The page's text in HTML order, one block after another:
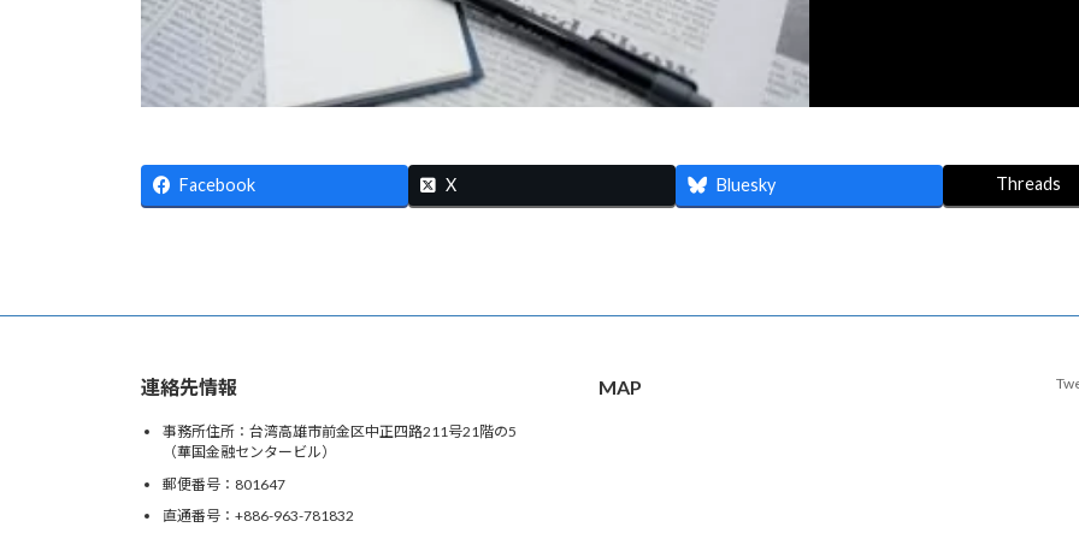
Facebook X Bluesky Threads
連絡先情報
事務所住所：台湾高雄市前金区中正四路211号21階の5
（華国金融センタービル）
郵便番号：801647
直通番号：+886-963-781832
MAP